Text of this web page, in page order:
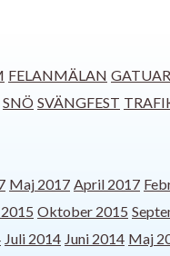
FELANMÄLAN
SNÖ SVÄNGFEST
Maj 2017 April 2017
Oktober 2015
Juli 2014 Juni 2014 Maj